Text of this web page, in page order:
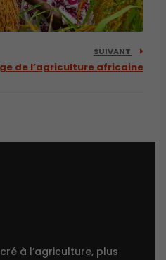
SUIVANT
de l’agriculture africaine
à l’agriculture, plus